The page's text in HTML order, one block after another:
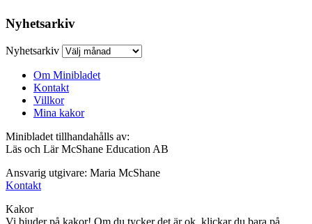
Nyhetsarkiv
Nyhetsarkiv
Om Minibladet
Kontakt
Villkor
Mina kakor
Minibladet tillhandahålls av:
Läs och Lär McShane Education AB
Ansvarig utgivare: Maria McShane
Kontakt
Kakor
Vi bjuder på kakor! Om du tycker det är ok, klickar du bara på